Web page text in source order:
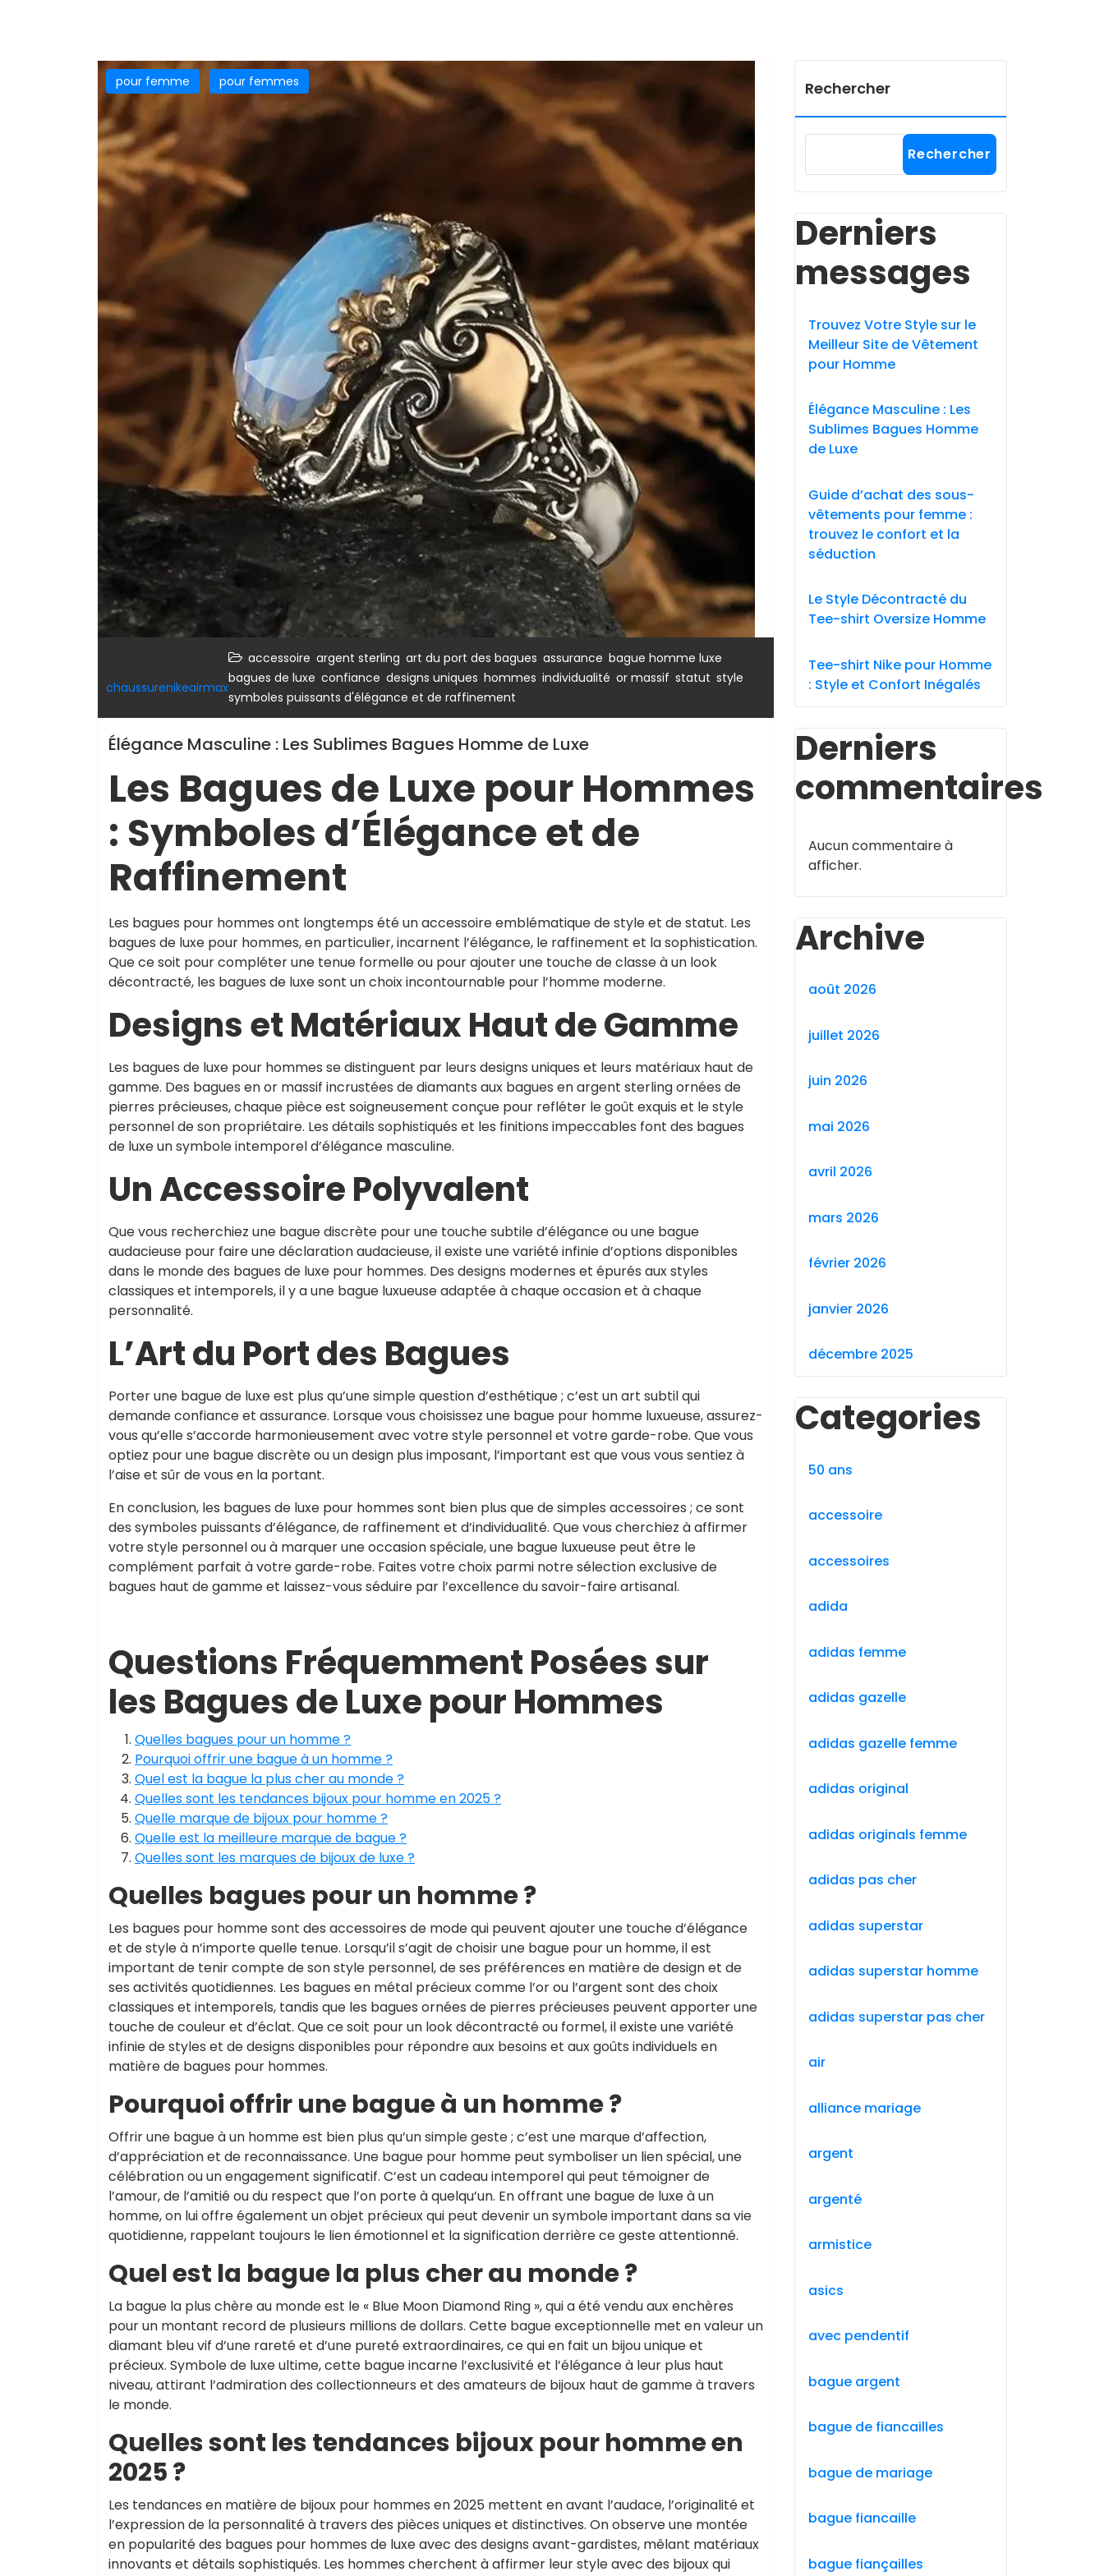
pour femme pour femmes
chaussurenikeairmax
accessoire argent sterling art du port des bagues assurance bague homme luxe
bagues de luxe confiance designs uniques hommes individualité or massif statut style
symboles puissants d'élégance et de raffinement
Élégance Masculine : Les Sublimes Bagues Homme de Luxe
Les Bagues de Luxe pour Hommes
: Symboles d’Élégance et de
Raffinement
Les bagues pour hommes ont longtemps été un accessoire emblématique de style et de statut. Les
bagues de luxe pour hommes, en particulier, incarnent l’élégance, le raffinement et la sophistication.
Que ce soit pour compléter une tenue formelle ou pour ajouter une touche de classe à un look
décontracté, les bagues de luxe sont un choix incontournable pour l’homme moderne.
Designs et Matériaux Haut de Gamme
Les bagues de luxe pour hommes se distinguent par leurs designs uniques et leurs matériaux haut de
gamme. Des bagues en or massif incrustées de diamants aux bagues en argent sterling ornées de
pierres précieuses, chaque pièce est soigneusement conçue pour refléter le goût exquis et le style
personnel de son propriétaire. Les détails sophistiqués et les finitions impeccables font des bagues
de luxe un symbole intemporel d’élégance masculine.
Un Accessoire Polyvalent
Que vous recherchiez une bague discrète pour une touche subtile d’élégance ou une bague
audacieuse pour faire une déclaration audacieuse, il existe une variété infinie d’options disponibles
dans le monde des bagues de luxe pour hommes. Des designs modernes et épurés aux styles
classiques et intemporels, il y a une bague luxueuse adaptée à chaque occasion et à chaque
personnalité.
L’Art du Port des Bagues
Porter une bague de luxe est plus qu’une simple question d’esthétique ; c’est un art subtil qui
demande confiance et assurance. Lorsque vous choisissez une bague pour homme luxueuse, assurez-
vous qu’elle s’accorde harmonieusement avec votre style personnel et votre garde-robe. Que vous
optiez pour une bague discrète ou un design plus imposant, l’important est que vous vous sentiez à
l’aise et sûr de vous en la portant.
En conclusion, les bagues de luxe pour hommes sont bien plus que de simples accessoires ; ce sont
des symboles puissants d’élégance, de raffinement et d’individualité. Que vous cherchiez à affirmer
votre style personnel ou à marquer une occasion spéciale, une bague luxueuse peut être le
complément parfait à votre garde-robe. Faites votre choix parmi notre sélection exclusive de
bagues haut de gamme et laissez-vous séduire par l’excellence du savoir-faire artisanal.
Questions Fréquemment Posées sur
les Bagues de Luxe pour Hommes
Quelles bagues pour un homme ?
Pourquoi offrir une bague à un homme ?
Quel est la bague la plus cher au monde ?
Quelles sont les tendances bijoux pour homme en 2025 ?
Quelle marque de bijoux pour homme ?
Quelle est la meilleure marque de bague ?
Quelles sont les marques de bijoux de luxe ?
Quelles bagues pour un homme ?
Les bagues pour homme sont des accessoires de mode qui peuvent ajouter une touche d’élégance
et de style à n’importe quelle tenue. Lorsqu’il s’agit de choisir une bague pour un homme, il est
important de tenir compte de son style personnel, de ses préférences en matière de design et de
ses activités quotidiennes. Les bagues en métal précieux comme l’or ou l’argent sont des choix
classiques et intemporels, tandis que les bagues ornées de pierres précieuses peuvent apporter une
touche de couleur et d’éclat. Que ce soit pour un look décontracté ou formel, il existe une variété
infinie de styles et de designs disponibles pour répondre aux besoins et aux goûts individuels en
matière de bagues pour hommes.
Pourquoi offrir une bague à un homme ?
Offrir une bague à un homme est bien plus qu’un simple geste ; c’est une marque d’affection,
d’appréciation et de reconnaissance. Une bague pour homme peut symboliser un lien spécial, une
célébration ou un engagement significatif. C’est un cadeau intemporel qui peut témoigner de
l’amour, de l’amitié ou du respect que l’on porte à quelqu’un. En offrant une bague de luxe à un
homme, on lui offre également un objet précieux qui peut devenir un symbole important dans sa vie
quotidienne, rappelant toujours le lien émotionnel et la signification derrière ce geste attentionné.
Quel est la bague la plus cher au monde ?
La bague la plus chère au monde est le « Blue Moon Diamond Ring », qui a été vendu aux enchères
pour un montant record de plusieurs millions de dollars. Cette bague exceptionnelle met en valeur un
diamant bleu vif d’une rareté et d’une pureté extraordinaires, ce qui en fait un bijou unique et
précieux. Symbole de luxe ultime, cette bague incarne l’exclusivité et l’élégance à leur plus haut
niveau, attirant l’admiration des collectionneurs et des amateurs de bijoux haut de gamme à travers
le monde.
Quelles sont les tendances bijoux pour homme en
2025 ?
Les tendances en matière de bijoux pour hommes en 2025 mettent en avant l’audace, l’originalité et
l’expression de la personnalité à travers des pièces uniques et distinctives. On observe une montée
en popularité des bagues pour hommes de luxe avec des designs avant-gardistes, mêlant matériaux
innovants et détails sophistiqués. Les hommes cherchent à affirmer leur style avec des bijoux qui
Rechercher
Rechercher
Derniers
messages
Trouvez Votre Style sur le
Meilleur Site de Vêtement
pour Homme
Élégance Masculine : Les
Sublimes Bagues Homme
de Luxe
Guide d’achat des sous-
vêtements pour femme :
trouvez le confort et la
séduction
Le Style Décontracté du
Tee-shirt Oversize Homme
Tee-shirt Nike pour Homme
: Style et Confort Inégalés
Derniers
commentaires
Aucun commentaire à
afficher.
Archive
août 2026
juillet 2026
juin 2026
mai 2026
avril 2026
mars 2026
février 2026
janvier 2026
décembre 2025
Categories
50 ans
accessoire
accessoires
adida
adidas femme
adidas gazelle
adidas gazelle femme
adidas original
adidas originals femme
adidas pas cher
adidas superstar
adidas superstar homme
adidas superstar pas cher
air
alliance mariage
argent
argenté
armistice
asics
avec pendentif
bague argent
bague de fiancailles
bague de mariage
bague fiancaille
bague fiançailles